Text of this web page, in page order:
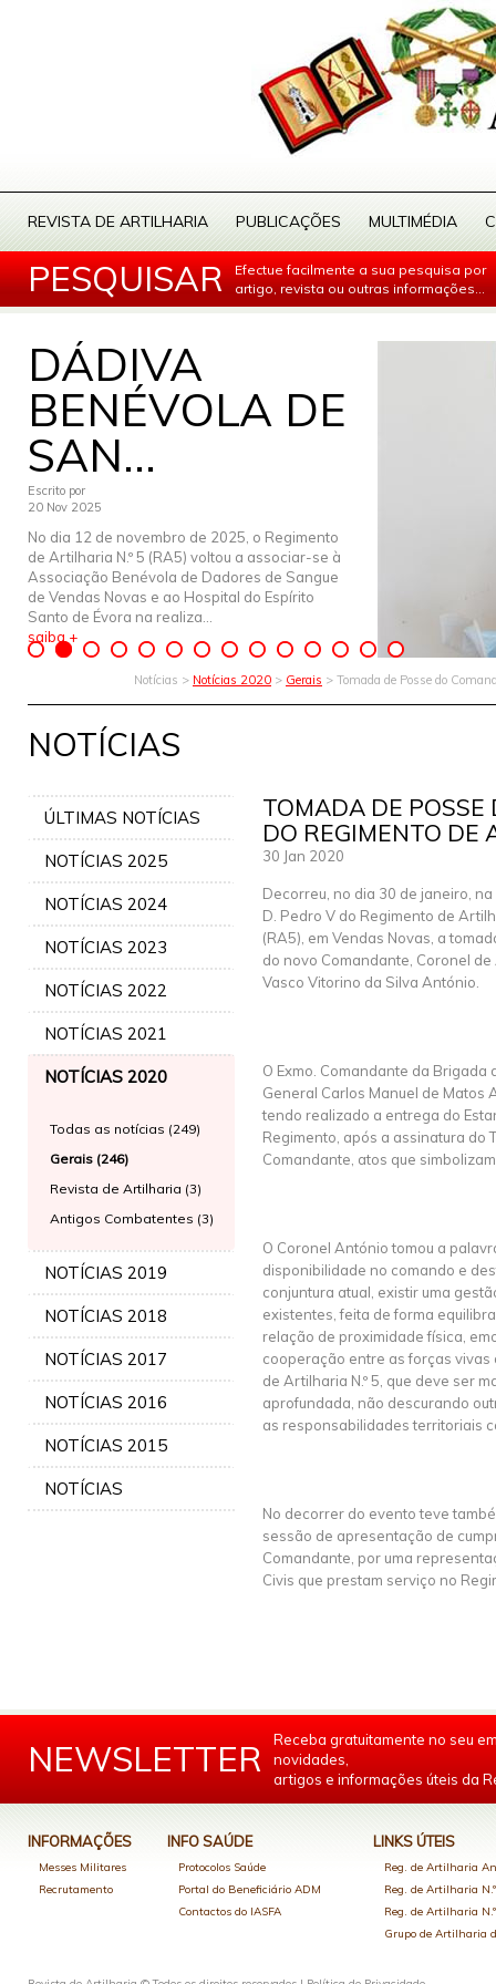
REVISTA DE ARTILHARIA PUBLICAÇÕES MULTIMÉDIA
PESQUISAR
Efectue facilmente a sua pesquisa por
artigo, revista ou outras informações...
DÁDIVA
BENÉVOLA DE
SAN...
Escrito por
20 Nov 2025
No dia 12 de novembro de 2025, o Regimento
de Artilharia N.º 5 (RA5) voltou a associar-se à
Associação Benévola de Dadores de Sangue
de Vendas Novas e ao Hospital do Espírito
Santo de Évora na realiza...
saiba +
Notícias > Notícias 2020 > Gerais > Tomada de Posse do
NOTÍCIAS
ÚLTIMAS NOTÍCIAS
NOTÍCIAS 2025
NOTÍCIAS 2024
NOTÍCIAS 2023
NOTÍCIAS 2022
NOTÍCIAS 2021
NOTÍCIAS 2020
Todas as notícias (249)
Gerais (246)
Revista de Artilharia (3)
Antigos Combatentes (3)
NOTÍCIAS 2019
NOTÍCIAS 2018
NOTÍCIAS 2017
NOTÍCIAS 2016
NOTÍCIAS 2015
NOTÍCIAS
TOMADA DE
DO REGIMENTO DE
30 Jan 2020
Decorreu, no dia 30 de janeiro,
D. Pedro V do Regimento de
(RA5), em Vendas Novas, a
do novo Comandante, Coronel
Vasco Vitorino da Silva António.
O Exmo. Comandante da
General Carlos Manuel de Matos
tendo realizado a entrega do
Regimento, após a assinatura do
Comandante, atos que
O Coronel António tomou a
disponibilidade no comando e
conjuntura atual, existir uma
existentes, feita de forma
relação de proximidade física,
cooperação entre as forças vivas
de Artilharia N.º 5, que deve ser
aprofundada, não descurando
as responsabilidades territoriais
No decorrer do evento teve
sessão de apresentação de
Comandante, por uma
Civis que prestam serviço no
NEWSLETTER
Receba gratuitamente no seu
novidades,
artigos e informações úteis da
INFORMAÇÕES
Messes Militares
Recrutamento
INFO SAÚDE
Protocolos Saúde
Portal do Beneficiário ADM
Contactos do IASFA
LINKS ÚTEIS
Reg. de Artilharia
Reg. de Artilharia
Reg. de Artilharia
Grupo de Artilharia